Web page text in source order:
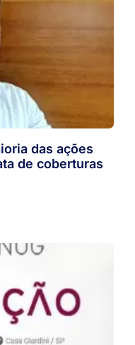
das ações
de coberturas